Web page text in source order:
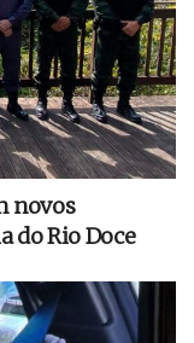
novos
do Rio Doce